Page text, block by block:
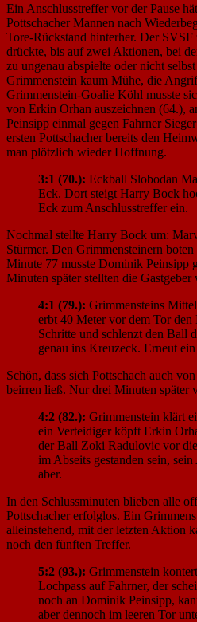
Ein Anschlusstreffer vor der Pause
Pottschacher Mannen nach
Tore-Rückstand hinterher. Der
drückte, bis auf zwei Aktionen, bei
zu ungenau abspielte oder nicht
Grimmenstein kaum Mühe, die
Grimmenstein-Goalie Köhl musste
von Erkin Orhan auszeichnen (64.),
Peinsipp einmal gegen Fahrner
ersten Pottschacher bereits den
man plötzlich wieder Hoffnung.
3:1 (70.): Eckball Slobodan
Eck. Dort steigt Harry Bock
Eck zum Anschlusstreffer ein.
Nochmal stellte Harry Bock um:
Stürmer. Den Grimmensteinern
Minute 77 musste Dominik Peinsipp
Minuten später stellten die
4:1 (79.): Grimmensteins
erbt 40 Meter vor dem Tor
Schritte und schlenzt den Ball
genau ins Kreuzeck. Erneut
Schön, dass sich Pottschach auch
beirren ließ. Nur drei Minuten später
4:2 (82.): Grimmenstein klärt
ein Verteidiger köpft Erkin
der Ball Zoki Radulovic vor
im Abseits gestanden sein, sein
aber.
In den Schlussminuten blieben alle
Pottschacher erfolglos. Ein
alleinstehend, mit der letzten Aktion
noch den fünften Treffer.
5:2 (93.): Grimmenstein
Lochpass auf Fahrner, der
noch an Dominik Peinsipp,
aber dennoch im leeren Tor